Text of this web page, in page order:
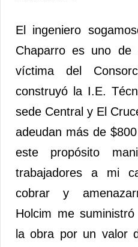
El ingeniero
Chaparro es uno de
víctima del
construyó la I.E.
sede Central y El
adeudan más de
este propósito
trabajadores a mi
cobrar y
Holcim me
la obra por un valor